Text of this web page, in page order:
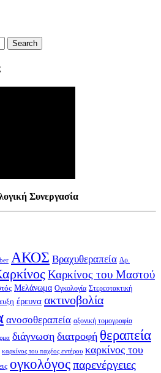
Search
Συνεργασία
ΑΚΟΣ Βραχυθεραπεία Δρ.
Καρκίνος του Μαστού
Μελάνωμα Ογκολογία Στερεοτακτική
έρευνα ακτινοβολία
ανοσοθεραπεία αξονική τομογραφία
διάγνωση διατροφή θεραπεία
καρκίνος του παχέος εντέρου καρκίνος του
ογκολόγοςπαρενέργειες